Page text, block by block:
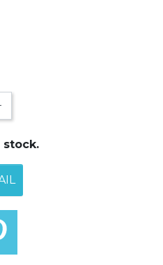
stock.